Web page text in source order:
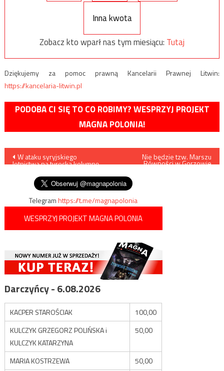
Inna kwota
Zobacz kto wparł nas tym miesiącu: Tutaj
Dziękujemy za pomoc prawną Kancelarii Prawnej Litwin:
https://kancelaria-litwin.pl
PODOBA CI SIĘ TO CO ROBIMY? WESPRZYJ PROJEKT
MAGNA POLONIA!
Nawigacja
wpisu
W ataku syryjskiego
lotnictwa na turecką kolumnę
Nie będzie tzw. Marszu
Równości w Gorzowie
Telegramhttps://t.me/magnapolonia
WESPRZYJ PROJEKT MAGNA POLONIA
Darczyńcy - 6.08.2026
KACPER STAROŚCIAK
100,00
KULCZYK GRZEGORZ POLIŃSKA i
KULCZYK KATARZYNA
50,00
MARIA KOSTRZEWA 50,00